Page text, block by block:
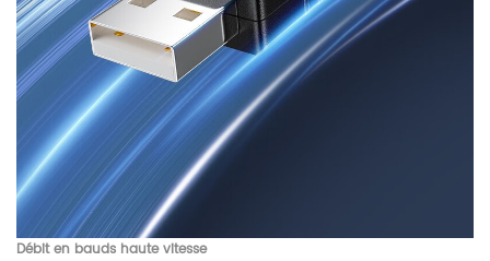
Débit en bauds haute vitesse